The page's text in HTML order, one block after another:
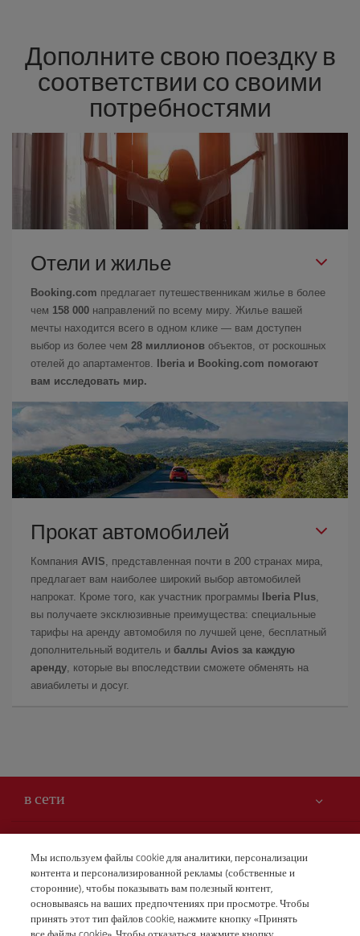
Дополните свою поездку в
соответствии со своими
потребностями
Отели и жилье
Booking.com предлагает путешественникам жилье в более
чем 158 000 направлений по всему миру. Жилье вашей
мечты находится всего в одном клике — вам доступен
выбор из более чем 28 миллионов объектов, от роскошных
отелей до апартаментов.
Iberia и Booking.com помогают
вам исследовать мир.
Прокат автомобилей
Компания AVIS , представленная почти в 200 странах мира,
предлагает вам наиболее широкий выбор автомобилей
напрокат. Кроме того, как участник программы
Iberia Plus
вы получаете эксклюзивные преимущества: специальные
тарифы на аренду автомобиля по лучшей цене, бесплатный
дополнительный водитель и баллы Avios за каждую
аренду , которые вы впоследствии сможете обменять на
авиабилеты и досуг.
в сети
Безопасность — прежде всего
Заявление о доступности
Обязательства по обслуживанию
Iberia – это также
новости и новинки
Мы используем файлы cookie для аналитики, персонализации
контента и персонализированной рекламы (собственные и
сторонние), чтобы показывать вам полезный контент,
основываясь на ваших предпочтениях при просмотре. Чтобы
принять этот тип файлов cookie, нажмите кнопку «Принять